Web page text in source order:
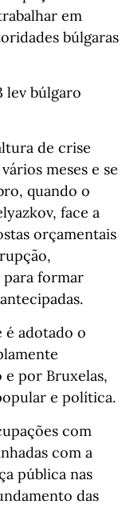
em
búlgaras
lev búlgaro
de crise
meses e se
quando o
face a
orçamentais
para formar
é adotado o
por Bruxelas,
e política.
com
com a
pública nas
das